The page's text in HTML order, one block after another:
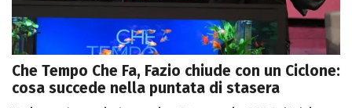
Che Tempo Che Fa, Fazio chiude con un Ciclone:
cosa succede nella puntata di stasera